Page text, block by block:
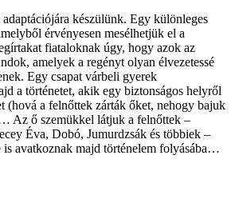
készülünk. Egy különleges
érvényesen mesélhetjük el a
fiataloknak úgy, hogy azok az
amelyek a regényt olyan élvezetessé
Egy csapat várbeli gyerek
a történetet, akik egy biztonságos helyről
(hová a felnőttek zárták őket, nehogy bajuk
Az ő szemükkel látjuk a felnőttek –
Éva, Dobó, Jumurdzsák és többiek –
is avatkoznak majd történelem folyásába…